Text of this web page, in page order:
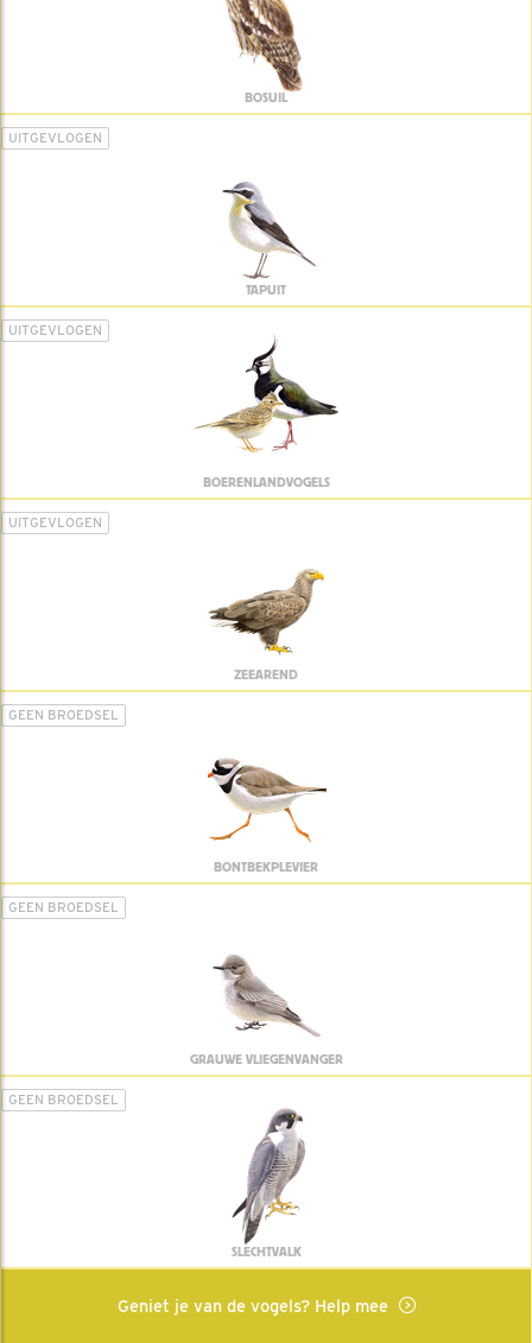
BOSUIL
UITGEVLOGEN
TAPUIT
UITGEVLOGEN
BOERENLANDVOGELS
UITGEVLOGEN
ZEEAREND
GEEN BROEDSEL
BONTBEKPLEVIER
GEEN BROEDSEL
GRAUWE VLIEGENVANGER
GEEN BROEDSEL
SLECHTVALK
Geniet je van de vogels? Help mee